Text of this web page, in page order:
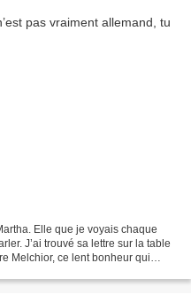
Elle que je voyais chaque
J’ai trouvé sa lettre sur la table
Melchior, ce lent bonheur qui